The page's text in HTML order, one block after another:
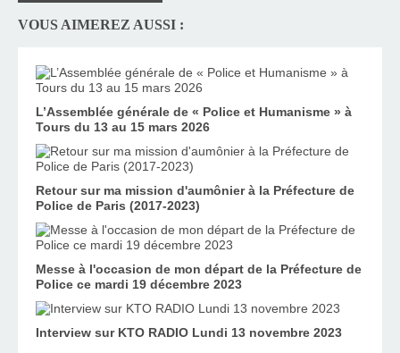
VOUS AIMEREZ AUSSI :
L’Assemblée générale de « Police et Humanisme » à
Tours du 13 au 15 mars 2026
Retour sur ma mission d'aumônier à la Préfecture de
Police de Paris (2017-2023)
Messe à l'occasion de mon départ de la Préfecture de
Police ce mardi 19 décembre 2023
Interview sur KTO RADIO Lundi 13 novembre 2023